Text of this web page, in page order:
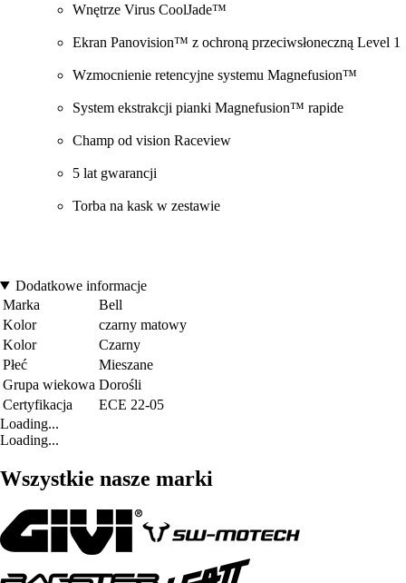
Wnętrze Virus CoolJade™
Ekran Panovision™ z ochroną przeciwsłoneczną Level 1
Wzmocnienie retencyjne systemu Magnefusion™
System ekstrakcji pianki Magnefusion™ rapide
Champ od vision Raceview
5 lat gwarancji
Torba na kask w zestawie
Dodatkowe informacje
Marka
Bell
Kolor
czarny matowy
Kolor
Czarny
Płeć
Mieszane
Grupa wiekowa Dorośli
Certyfikacja
ECE 22-05
Loading...
Loading...
Wszystkie nasze marki